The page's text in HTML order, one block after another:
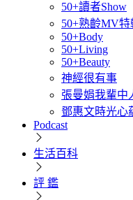
50+讀者Show
50+熟齡MV特
50+Body
50+Living
50+Beauty
神經很有事
張曼娟我輩中
鄧惠文時光心
Podcast
生活百科
評 鑑